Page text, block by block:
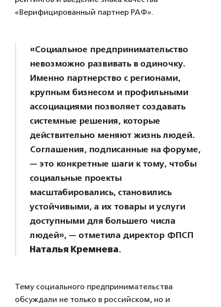
«Верифицированный партнер РАФ».
«Социальное предпринимательство
невозможно развивать в одиночку.
Именно партнерство с регионами,
крупным бизнесом и профильными
ассоциациями позволяет создавать
системные решения, которые
действительно меняют жизнь людей.
Соглашения, подписанные на форуме,
— это конкретные шаги к тому, чтобы
социальные проекты
масштабировались, становились
устойчивыми, а их товары и услуги
доступными для большего числа
людей», — отметила директор ФПСП
Наталья Кремнева.
Тему социального предпринимательства
обсуждали не только в российском, но и